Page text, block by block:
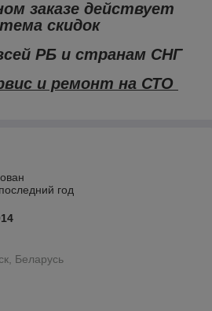
заказе действует
скидок
РБ и странам СНГ
и ремонт на СТО
год
Беларусь